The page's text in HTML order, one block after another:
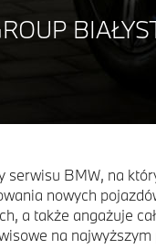
serwisu BMW, na
nowych
a także angażuje
na najwyższym